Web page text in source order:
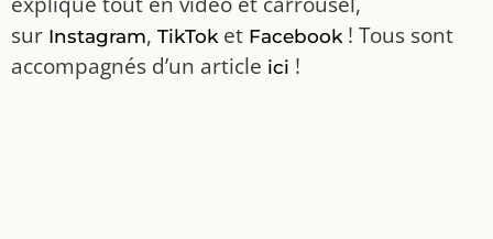
sur Instagram, TikToket Facebook! Tous sont
accompagnés d’un article ici !